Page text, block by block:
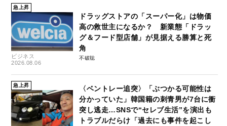
急上昇
ビジネス
2026.08.06
ドラッグストアの「スーパー化」は物価
高の救世主になるか？ 新業態「ドラッ
グ＆フード型店舗」が見据える勝算と死
角
不破聡
急上昇
〈ベントレー追突〉「ぶつかる可能性は
分かっていた」韓国籍の刺青男が7台に衝
突し逃走…SNSで“セレブ生活”を演出も
トラブルだらけ「過去にも事件を起こし